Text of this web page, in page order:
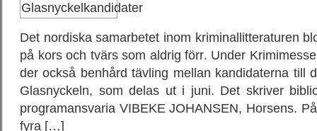
Det nordiska samarbetet inom kriminallitteraturen
på kors och tvärs som aldrig förr. Under
der också benhård tävling mellan kandidaterna till
Glasnyckeln, som delas ut i juni. Det skriver
programansvaria VIBEKE JOHANSEN, Horsens.
fyra […]